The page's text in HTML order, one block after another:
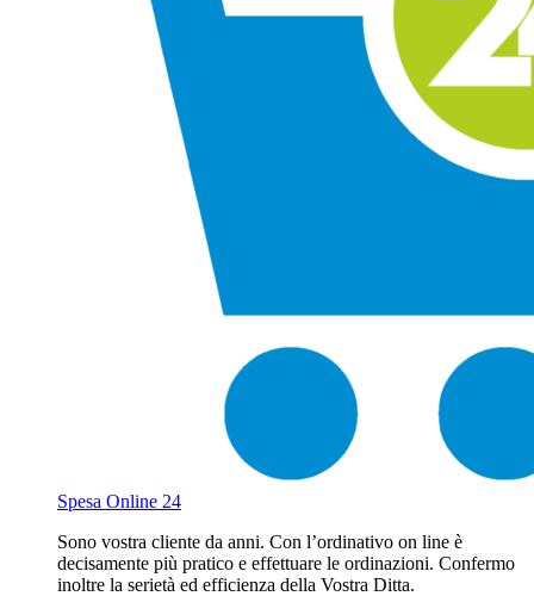
Spesa Online 24
Sono vostra cliente da anni. Con l’ordinativo on line è
decisamente più pratico e effettuare le ordinazioni. Confermo
inoltre la serietà ed efficienza della Vostra Ditta.